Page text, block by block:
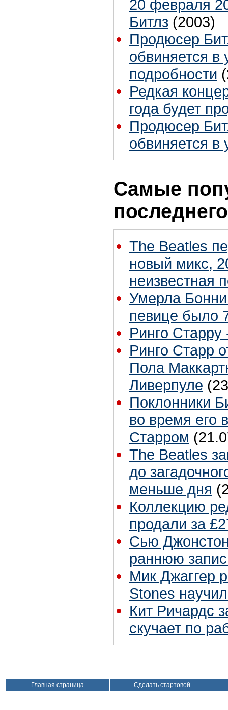
20 февраля
Битлз (2003)
Продюсер
обвиняется в
подробности
Редкая
года будет
Продюсер
обвиняется в
Самые
The Beatles
новый микс,
неизвестная
Умерла
певице было
Ринго Старру
Ринго Старр
Пола
Ливерпуле
Поклонники
во время его
Старром
The Beatles
до
меньше дня
Коллекцию
продали за
Сью
раннюю
Мик Джаггер
Stones
Кит Ричардс
скучает по
Главная страница Сделать стартовой